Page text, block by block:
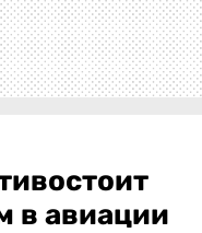
в авиации